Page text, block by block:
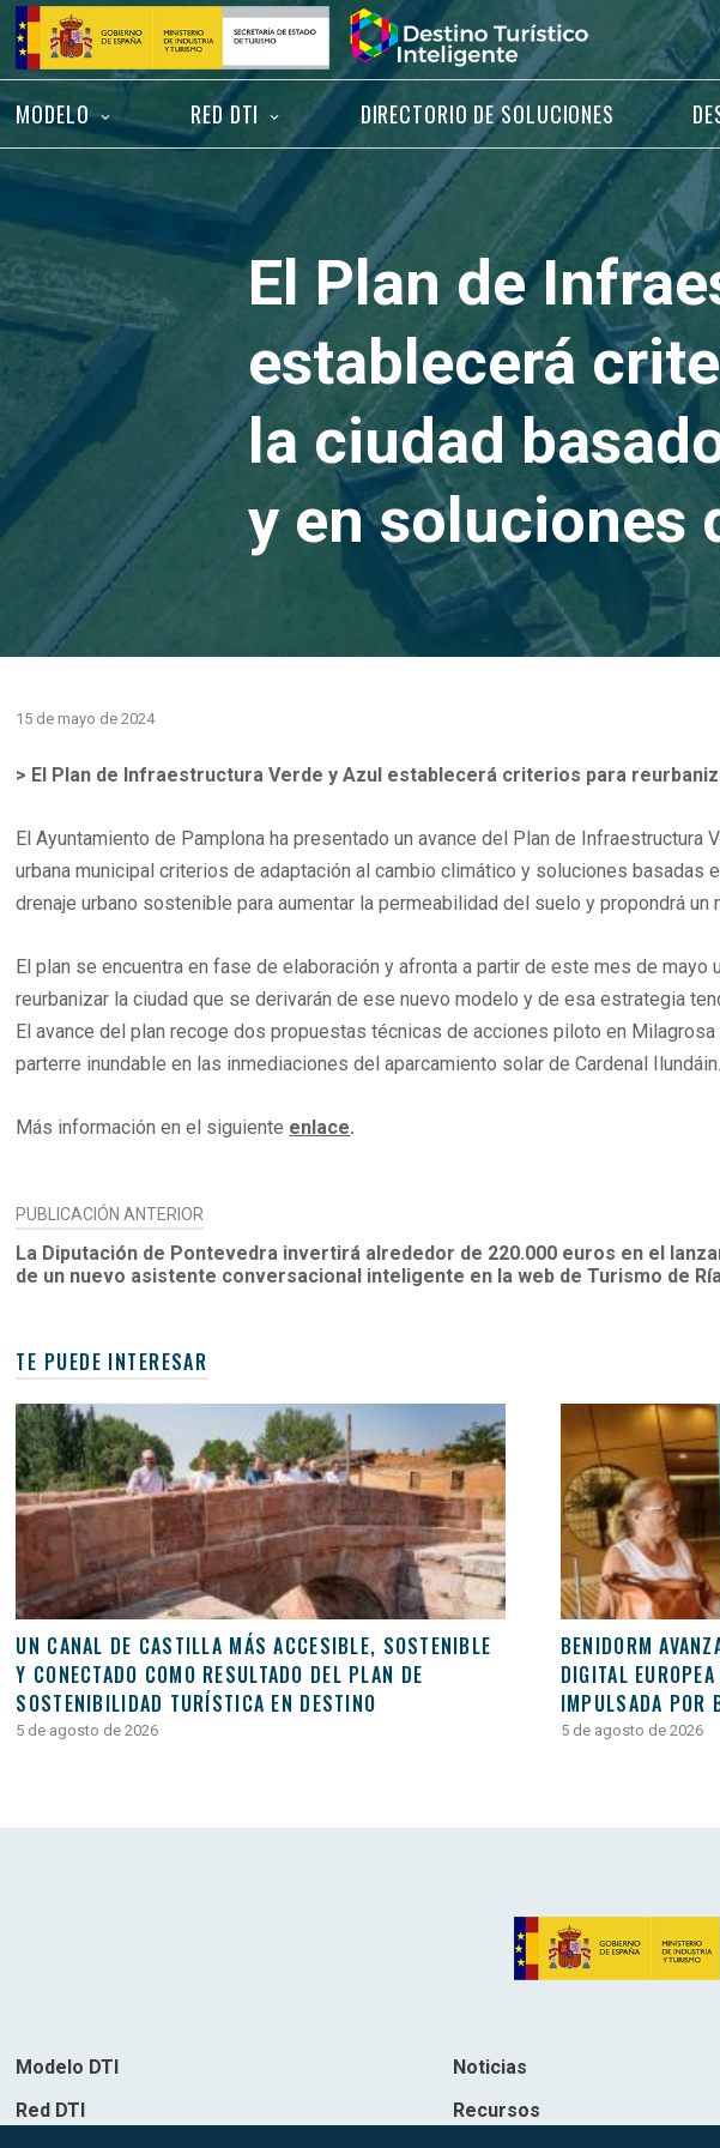
Saltar
contenido
Inicio
MODELO RED DTI DIRECTORIO DE SOLUCIONES
El Plan de
establecerá
la ciudad
y en soluciones
15 de mayo de 2024
> El Plan de Infraestructura Verde y Azul establecerá criterios para
El Ayuntamiento de Pamplona ha presentado un avance del Plan de
urbana municipal criterios de adaptación al cambio climático y soluciones basadas
drenaje urbano sostenible para aumentar la permeabilidad del suelo y propondrá un
El plan se encuentra en fase de elaboración y afronta a partir de este mes de
reurbanizar la ciudad que se derivarán de ese nuevo modelo y de esa estrategia
El avance del plan recoge dos propuestas técnicas de acciones piloto en
parterre inundable en las inmediaciones del aparcamiento solar de Cardenal Ilundáin.
Más información en el siguiente enlace.
NAVEGACIÓN
DE
ENTRADAS
PUBLICACIÓN ANTERIOR
La Diputación de Pontevedra invertirá alrededor de 220.000 euros en el
de un nuevo asistente conversacional inteligente en la web de Turismo de
TE PUEDE INTERESAR
UN CANAL DE CASTILLA MÁS ACCESIBLE, SOSTENIBLE
Y CONECTADO COMO RESULTADO DEL PLAN DE
SOSTENIBILIDAD TURÍSTICA EN DESTINO
5 de agosto de 2026
BENIDORM
DIGITAL
IMPULSADA POR
5 de agosto de 2026
Modelo DTI
Red DTI
Noticias
Recursos